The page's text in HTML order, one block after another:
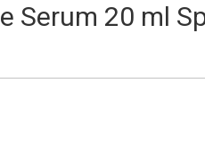
Serum 20 ml